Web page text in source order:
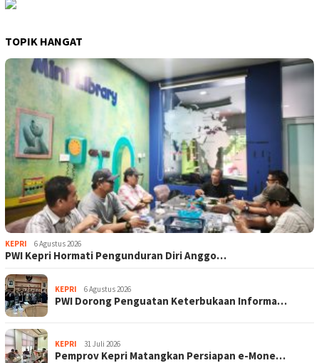
TOPIK HANGAT
KEPRI 6 Agustus 2026
PWI Kepri Hormati Pengunduran Diri Anggo…
KEPRI 6 Agustus 2026
PWI Dorong Penguatan Keterbukaan Informa…
KEPRI 31 Juli 2026
Pemprov Kepri Matangkan Persiapan e-Mone…